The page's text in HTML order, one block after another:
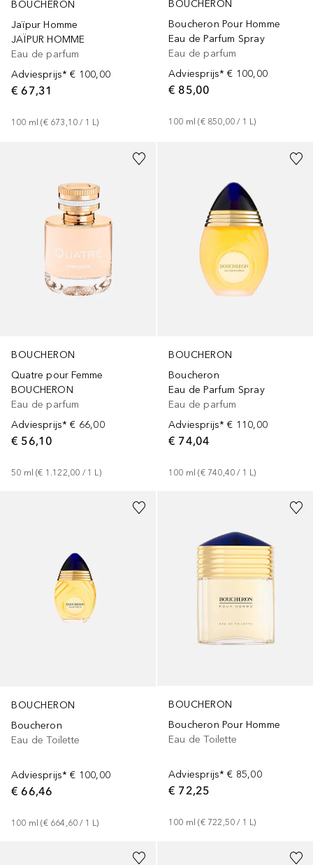
BOUCHERON
Jaïpur Homme
JAÏPUR HOMME
Eau de parfum
Adviesprijs* € 100,00
€ 67,31
100 ml (€ 673,10 / 1 L)
BOUCHERON
Boucheron Pour Homme
Eau de Parfum Spray
Eau de parfum
Adviesprijs* € 100,00
€ 85,00
100 ml (€ 850,00 / 1 L)
BOUCHERON
Quatre pour Femme
BOUCHERON
Eau de parfum
Adviesprijs* € 66,00
€ 56,10
50 ml (€ 1.122,00 / 1 L)
BOUCHERON
Boucheron
Eau de Parfum Spray
Eau de parfum
Adviesprijs* € 110,00
€ 74,04
100 ml (€ 740,40 / 1 L)
BOUCHERON
Boucheron
Eau de Toilette
Adviesprijs* € 100,00
€ 66,46
100 ml (€ 664,60 / 1 L)
BOUCHERON
Boucheron Pour Homme
Eau de Toilette
Adviesprijs* € 85,00
€ 72,25
100 ml (€ 722,50 / 1 L)